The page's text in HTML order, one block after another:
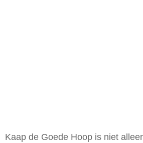
Kaap de Goede Hoop is niet